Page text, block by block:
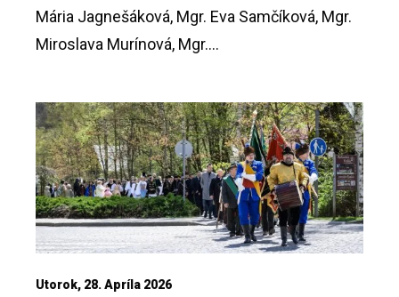
Mária Jagnešáková, Mgr. Eva Samčíková, Mgr.
Miroslava Murínová, Mgr....
Utorok, 28. Apríla 2026